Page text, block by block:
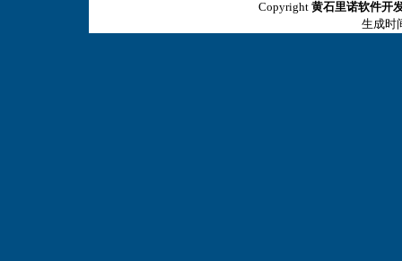
Copyright 黄石里诺软件开
生成时